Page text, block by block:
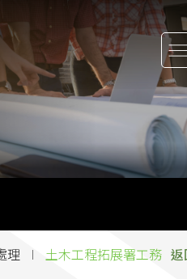
理
土木工程拓展署工務 返